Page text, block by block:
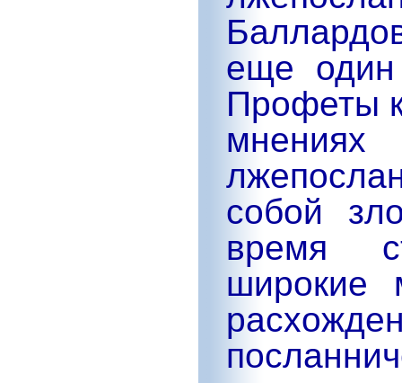
еще
Профеты
собой
время
широкие